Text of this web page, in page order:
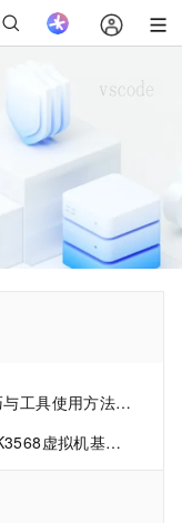
Studio/VS Code调试器和Flutter Inspector的介绍
文件传输、安装vscode和samba共享服务